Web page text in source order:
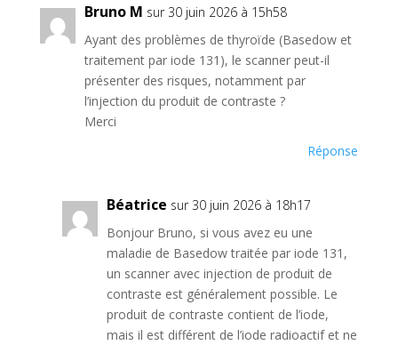
Bruno M sur 30 juin 2026 à 15h58
Ayant des problèmes de thyroïde (Basedow et
traitement par iode 131), le scanner peut-il
présenter des risques, notamment par
l’injection du produit de contraste ?
Merci
Réponse
Béatrice sur 30 juin 2026 à 18h17
Bonjour Bruno, si vous avez eu une
maladie de Basedow traitée par iode 131,
un scanner avec injection de produit de
contraste est généralement possible. Le
produit de contraste contient de l’iode,
mais il est différent de l’iode radioactif et ne